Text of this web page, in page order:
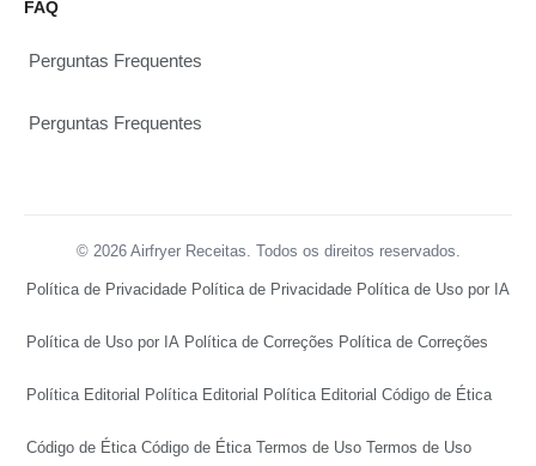
FAQ
Perguntas Frequentes
Perguntas Frequentes
© 2026 Airfryer Receitas. Todos os direitos reservados.
Política de Privacidade Política de Privacidade Política de Uso por IA
Política de Uso por IA Política de Correções Política de Correções
Política Editorial Política Editorial Política Editorial Código de Ética
Código de Ética Código de Ética Termos de Uso Termos de Uso